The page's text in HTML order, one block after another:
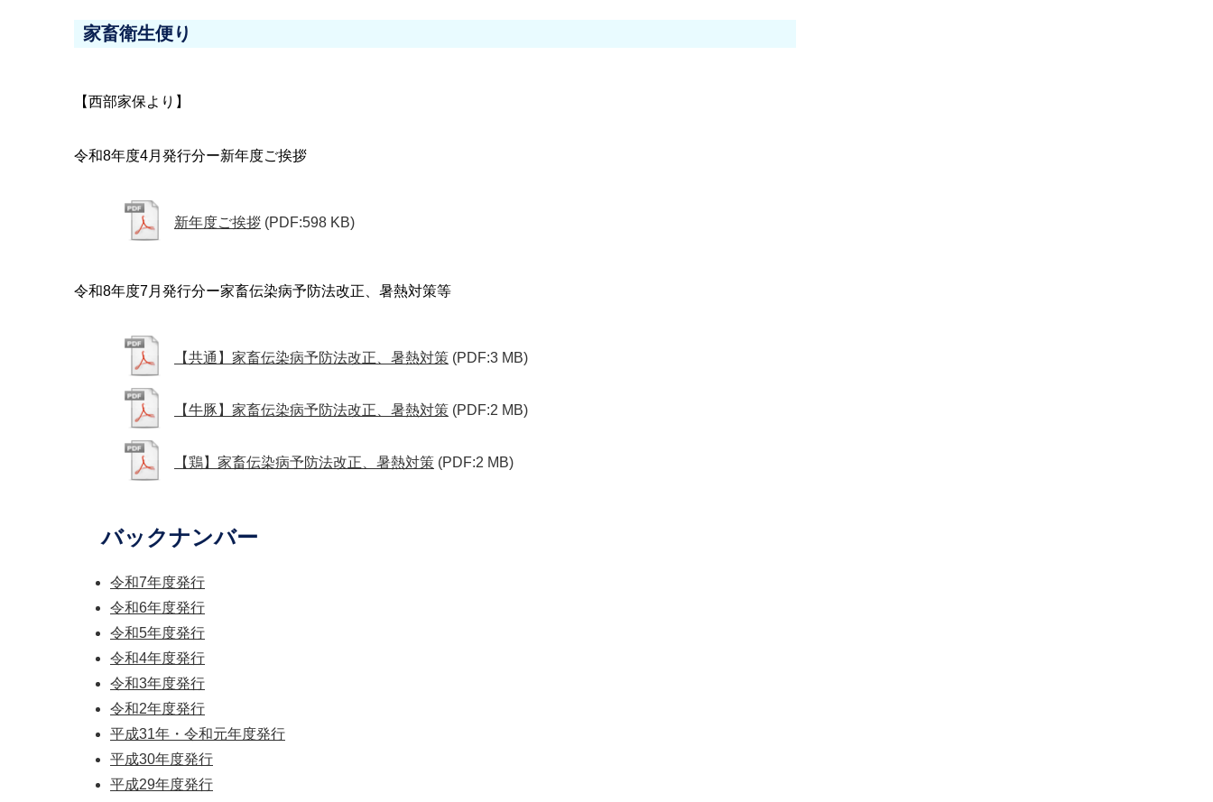
家畜衛生便り
【西部家保より】
令和8年度4月発行分ー新年度ご挨拶
新年度ご挨拶 (PDF:598 KB)
令和8年度7月発行分ー家畜伝染病予防法改正、暑熱対策等
【共通】家畜伝染病予防法改正、暑熱対策 (PDF:3 MB)
【牛豚】家畜伝染病予防法改正、暑熱対策 (PDF:2 MB)
【鶏】家畜伝染病予防法改正、暑熱対策 (PDF:2 MB)
バックナンバー
令和7年度発行
令和6年度発行
令和5年度発行
令和4年度発行
令和3年度発行
令和2年度発行
平成31年・令和元年度発行
平成30年度発行
平成29年度発行